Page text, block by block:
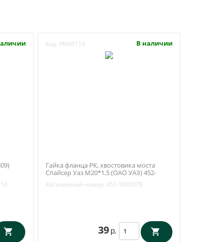
Код: УМ00118 В наличии
Гайка фланца РК, хвостовика моста
Спайсер Уаз М20*1,5 (ОАО УАЗ) 452-
Каталожный номер: 452-1802078
39 р.